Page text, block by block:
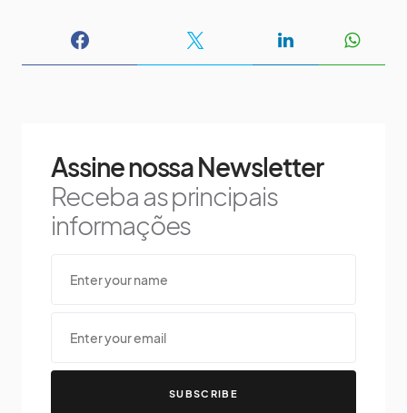
Assine nossa Newsletter
Receba as principais
informações
SUBSCRIBE